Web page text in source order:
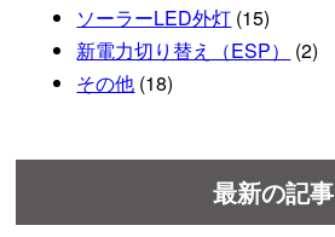
ソーラーLED外灯 (15)
新電力切り替え（ESP）
(2)
その他 (18)
最新の記事